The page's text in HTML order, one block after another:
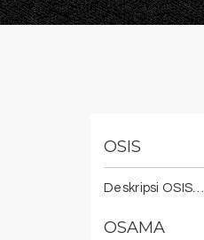
OSIS
Deskripsi OSIS…
OSAMA